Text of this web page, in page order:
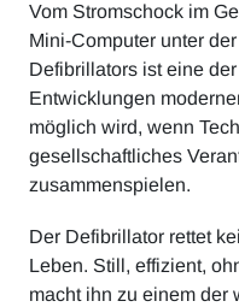
Vom Stromschock im
Mini-Computer unter
Defibrillators ist eine
Entwicklungen
möglich wird, wenn
gesellschaftliches
zusammenspielen.
Der Defibrillator rettet
Leben. Still, effizient,
macht ihn zu einem der